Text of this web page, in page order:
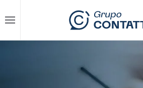
Skip to main content